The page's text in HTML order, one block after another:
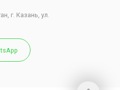
г. Казань, ул.